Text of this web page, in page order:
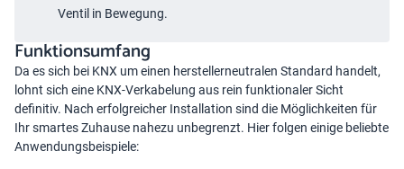
Ventil in Bewegung.
Funktionsumfang
Da es sich bei KNX um einen herstellerneutralen Standard handelt,
lohnt sich eine KNX-Verkabelung aus rein funktionaler Sicht
definitiv. Nach erfolgreicher Installation sind die Möglichkeiten für
Ihr smartes Zuhause nahezu unbegrenzt. Hier folgen einige beliebte
Anwendungsbeispiele: